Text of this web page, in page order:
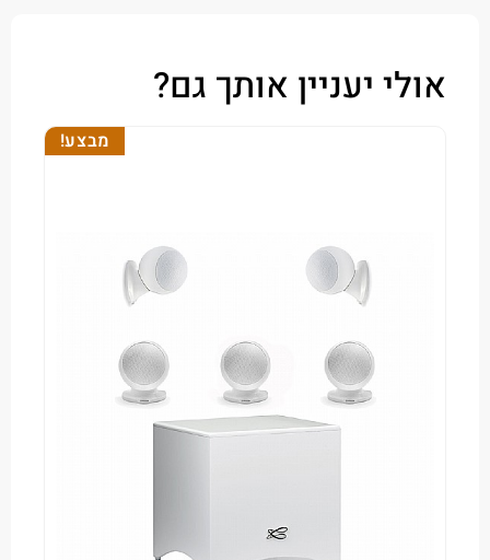
יעניין אותך גם?